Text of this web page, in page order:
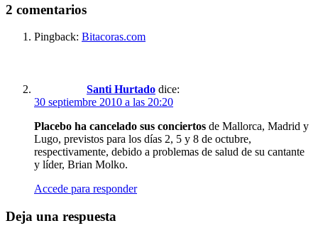
2 comentarios
Pingback: Bitacoras.com
Santi Hurtado dice:
30 septiembre 2010 a las 20:20
Placebo ha cancelado sus conciertos de Mallorca, Madrid y
Lugo, previstos para los días 2, 5 y 8 de octubre,
respectivamente, debido a problemas de salud de su cantante
y líder, Brian Molko.
Accede para responder
Deja una respuesta